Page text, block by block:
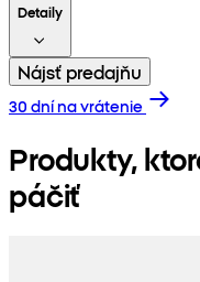
Detaily
Nájsť predajňu
30 dní na vrátenie
Produkty,
páčiť